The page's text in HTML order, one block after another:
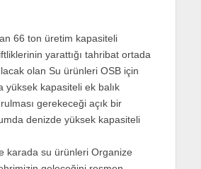
66 ton üretim kapasiteli
yarattığı tahribat ortada
olan Su ürünleri OSB için
yüksek kapasiteli ek balık
gerekeceği açık bir
denizde yüksek kapasiteli
karada su ürünleri Organize